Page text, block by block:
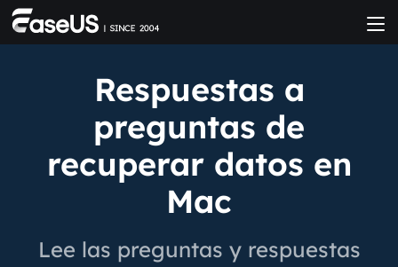
Respuestas a
preguntas de
recuperar datos en
Mac
Lee las preguntas y respuestas